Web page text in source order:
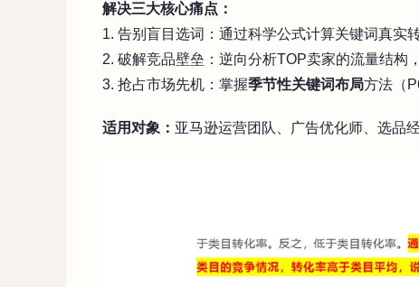
解决三大核心痛点：
1. 告别盲目选词：通过科学公式计算关键词真实
2. 破解竞品壁垒：逆向分析TOP卖家的流量结构
3. 抢占市场先机：掌握季节性关键词布局方法（
适用对象： 亚马逊运营团队、广告优化师、选品